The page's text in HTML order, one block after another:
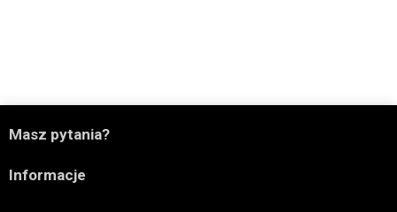
Masz pytania?
Informacje